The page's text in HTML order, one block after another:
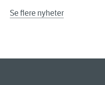
Se flere nyheter